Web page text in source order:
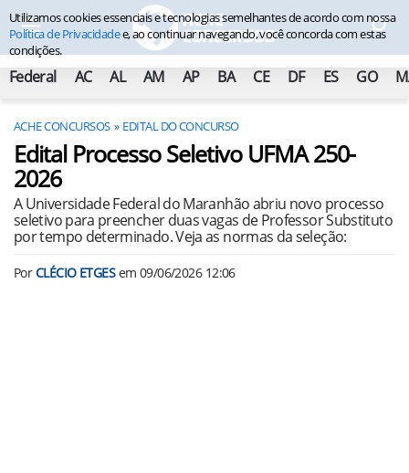
Federal AC AL AM AP BA CE DF ES GO
ACHE CONCURSOS EDITAL DO CONCURSO
Edital Processo Seletivo UFMA 250-
2026
A Universidade Federal do Maranhão abriu novo processo
seletivo para preencher duas vagas de Professor Substituto
por tempo determinado. Veja as normas da seleção:
PorCLÉCIO ETGESem 09/06/2026 12:06
Utilizamos cookies essenciais e tecnologias semelhantes de acordo com nossa
Política de Privacidadee, ao continuar navegando, você concorda com estas
condições.